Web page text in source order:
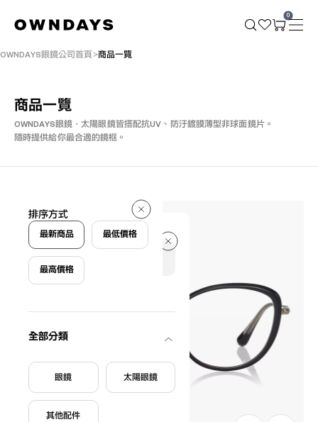
0
OWNDAYS眼鏡公司首頁 商品一覽
商品一覽
OWNDAYS眼鏡・太陽眼鏡皆搭配抗UV、防汙鍍膜薄型非球面鏡片。
隨時提供給你最合適的鏡框。
1189 件
篩選條件
全部分類
眼鏡 太陽眼鏡
其他配件
排序方式
最新商品 最低價格
最高價格